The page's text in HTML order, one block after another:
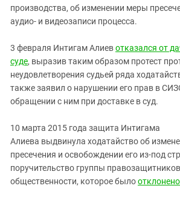
производства, об изменении меры
аудио- и видеозаписи процесса.
3 февраля Интигам Алиевотказался от
суде, выразив таким образом протест
неудовлетворения судьей ряда
также заявил о нарушении его прав в
обращении с ним при доставке в суд.
10 марта 2015 года защита Интигама
Алиева выдвинула ходатайство об
пресечения и освобождении его из-под
поручительство группы
общественности, которое было